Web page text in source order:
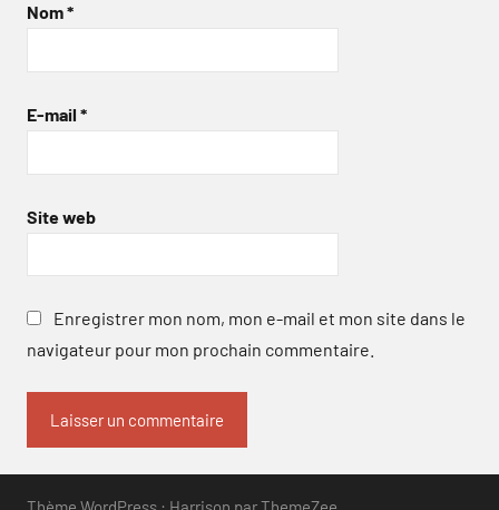
Nom*
E-mail *
Site web
Enregistrer mon nom, mon e-mail et mon site dans le
navigateur pour mon prochain commentaire.